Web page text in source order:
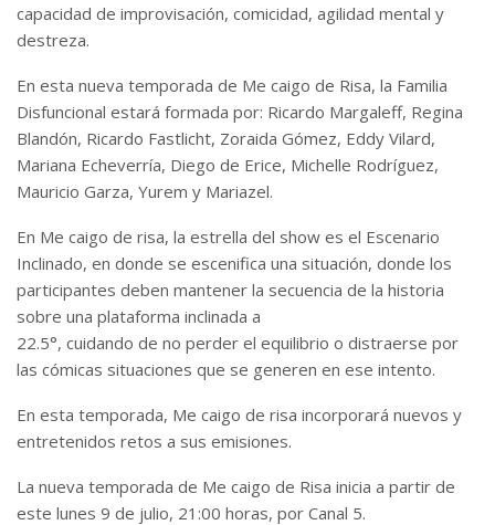
capacidad de improvisación, comicidad, agilidad mental y
destreza.
En esta nueva temporada de Me caigo de Risa, la Familia
Disfuncional estará formada por: Ricardo Margaleff, Regina
Blandón, Ricardo Fastlicht, Zoraida Gómez, Eddy Vilard,
Mariana Echeverría, Diego de Erice, Michelle Rodríguez,
Mauricio Garza, Yurem y Mariazel.
En Me caigo de risa, la estrella del show es el Escenario
Inclinado, en donde se escenifica una situación, donde los
participantes deben mantener la secuencia de la historia
sobre una plataforma inclinada a
22.5°, cuidando de no perder el equilibrio o distraerse por
las cómicas situaciones que se generen en ese intento.
En esta temporada, Me caigo de risa incorporará nuevos y
entretenidos retos a sus emisiones.
La nueva temporada de Me caigo de Risa inicia a partir de
este lunes 9 de julio, 21:00 horas, por Canal 5.